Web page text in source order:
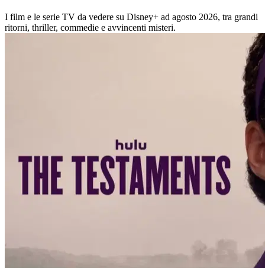
I film e le serie TV da vedere su Disney+ ad agosto 2026, tra grandi
ritorni, thriller, commedie e avvincenti misteri.